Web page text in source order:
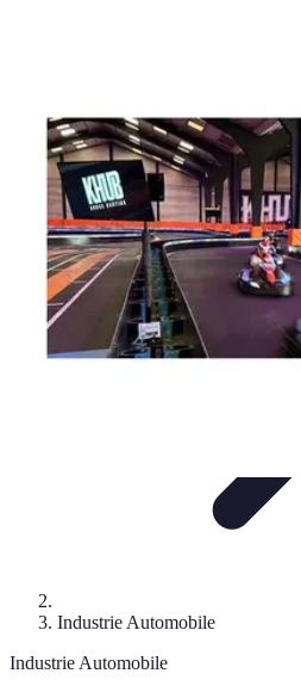
Pilotes Formule 1
Industrie Automobile
Industrie Automobile